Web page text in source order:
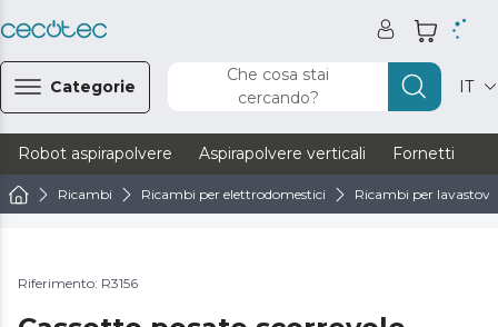
Categorie
Che cosa stai
cercando?
IT
Robot aspirapolvere Aspirapolvere verticali Fornetti
Ricambi Ricambi per elettrodomestici Ricambi per
Riferimento: R3156